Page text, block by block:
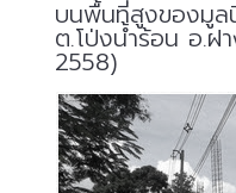
บนพื้นที่สูงของมู
ต.โป่งน้ำร้อน อ.ฝ
2558)